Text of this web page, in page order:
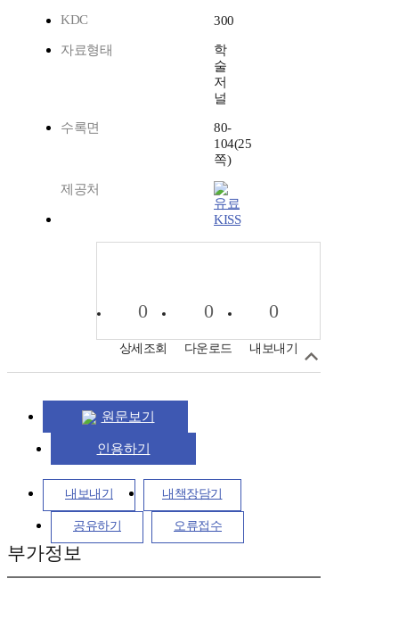
KDC
300
자료형태
학
술
저
널
수록면
80-
104(25
쪽)
제공처
KISS
0
상세조회
0
다운로드
0
내보내기
원문보기
인용하기
내보내기 내책장담기
공유하기 오류접수
부가정보